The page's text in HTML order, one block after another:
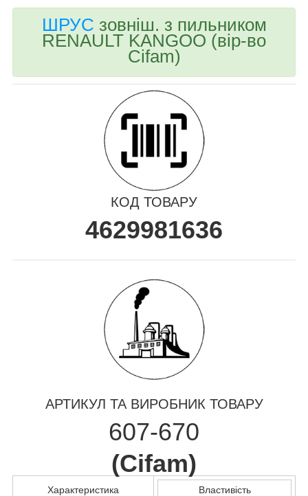
ШРУС зовніш. з пильником
RENAULT KANGOO (вір-во
Cifam)
КОД ТОВАРУ
4629981636
АРТИКУЛ ТА ВИРОБНИК ТОВАРУ
607-670
(Cifam)
Характеристика Властивість